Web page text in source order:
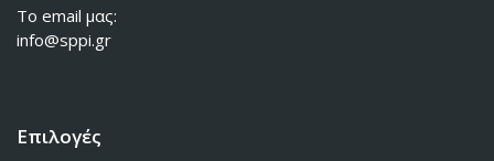
To email μας:
info@sppi.gr
Επιλογές